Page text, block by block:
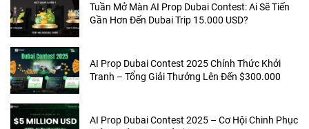
Tuần Mở Màn AI Prop Dubai Contest: Ai Sẽ Tiến
Gần Hơn Đến Dubai Trip 15.000 USD?
AI Prop Dubai Contest 2025 Chính Thức Khởi
Tranh – Tổng Giải Thưởng Lên Đến $300.000
AI Prop Dubai Contest 2025 – Cơ Hội Chinh Phục